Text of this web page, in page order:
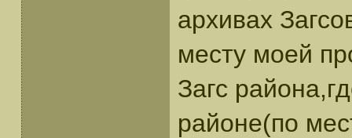
архивах
месту моей
Загс
районе(по